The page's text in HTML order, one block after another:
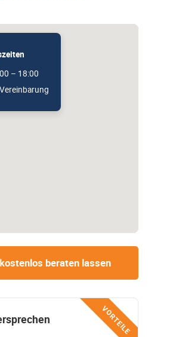
– 18:00
beraten lassen
VORTEILE